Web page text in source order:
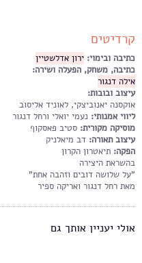
קרדיטים
כתיבה ובימוי: ירון אדלשטיין
כתיבה, משחק, הפעלה ושירה:
אילה דנגור
עיצוב ובובות:
אוקסנה יאנוביצקי, לאוניד אליסוב
ליווי אמנותי: נעמי יואלי ורחל דנגור
מוסיקה מקורית: סטיב פאסקוף
עיצוב תאורה: דב מיאלניק
הפקה: תיאטרון הקרון
בהשראת היצירה
"על שלושה דובים וזהבה אחת"
מאת רחל דנגור ואריקה ספיר
אולי יעניין אותך גם